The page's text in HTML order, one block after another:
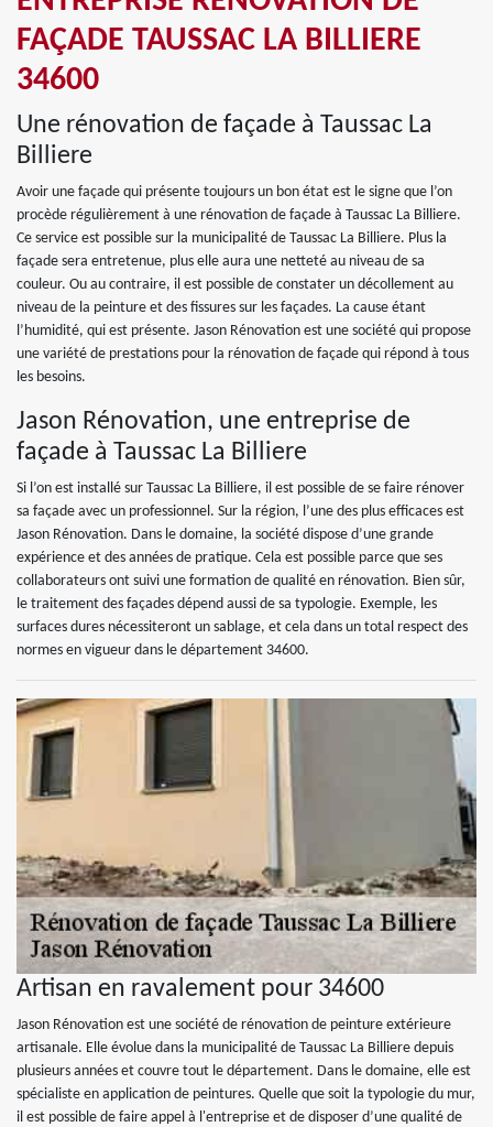
FAÇADE TAUSSAC LA BILLIERE
34600
Une rénovation de façade à Taussac La
Billiere
Avoir une façade qui présente toujours un bon état est le signe que l’on
procède régulièrement à une rénovation de façade à Taussac La Billiere.
Ce service est possible sur la municipalité de Taussac La Billiere. Plus la
façade sera entretenue, plus elle aura une netteté au niveau de sa
couleur. Ou au contraire, il est possible de constater un décollement au
niveau de la peinture et des fissures sur les façades. La cause étant
l’humidité, qui est présente. Jason Rénovation est une société qui propose
une variété de prestations pour la rénovation de façade qui répond à tous
les besoins.
Jason Rénovation, une entreprise de
façade à Taussac La Billiere
Si l’on est installé sur Taussac La Billiere, il est possible de se faire rénover
sa façade avec un professionnel. Sur la région, l’une des plus efficaces est
Jason Rénovation. Dans le domaine, la société dispose d’une grande
expérience et des années de pratique. Cela est possible parce que ses
collaborateurs ont suivi une formation de qualité en rénovation. Bien sûr,
le traitement des façades dépend aussi de sa typologie. Exemple, les
surfaces dures nécessiteront un sablage, et cela dans un total respect des
normes en vigueur dans le département 34600.
Artisan en ravalement pour 34600
Jason Rénovation est une société de rénovation de peinture extérieure
artisanale. Elle évolue dans la municipalité de Taussac La Billiere depuis
plusieurs années et couvre tout le département. Dans le domaine, elle est
spécialiste en application de peintures. Quelle que soit la typologie du mur,
il est possible de faire appel à l'entreprise et de disposer d’une qualité de